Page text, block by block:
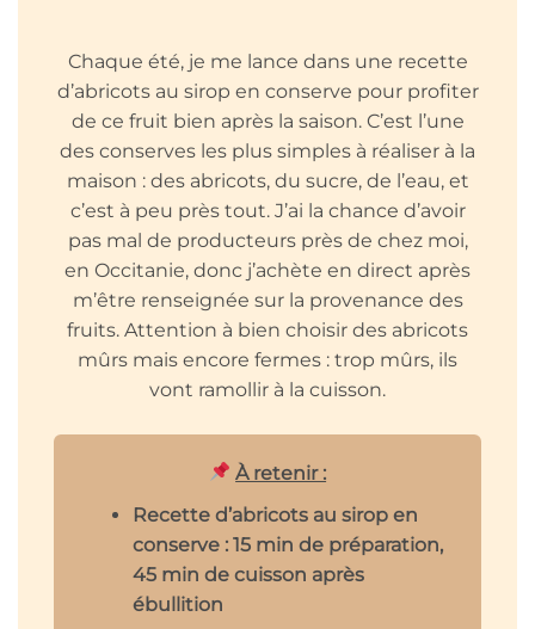
Chaque été, je me lance dans une recette
d’abricots au sirop en conserve pour profiter
de ce fruit bien après la saison. C’est l’une
des conserves les plus simples à réaliser à la
maison : des abricots, du sucre, de l’eau, et
c’est à peu près tout. J’ai la chance d’avoir
pas mal de producteurs près de chez moi,
en Occitanie, donc j’achète en direct après
m’être renseignée sur la provenance des
fruits. Attention à bien choisir des abricots
mûrs mais encore fermes : trop mûrs, ils
vont ramollir à la cuisson.
À retenir :
Recette d’abricots au sirop en
conserve : 15 min de préparation,
45 min de cuisson après
ébullition